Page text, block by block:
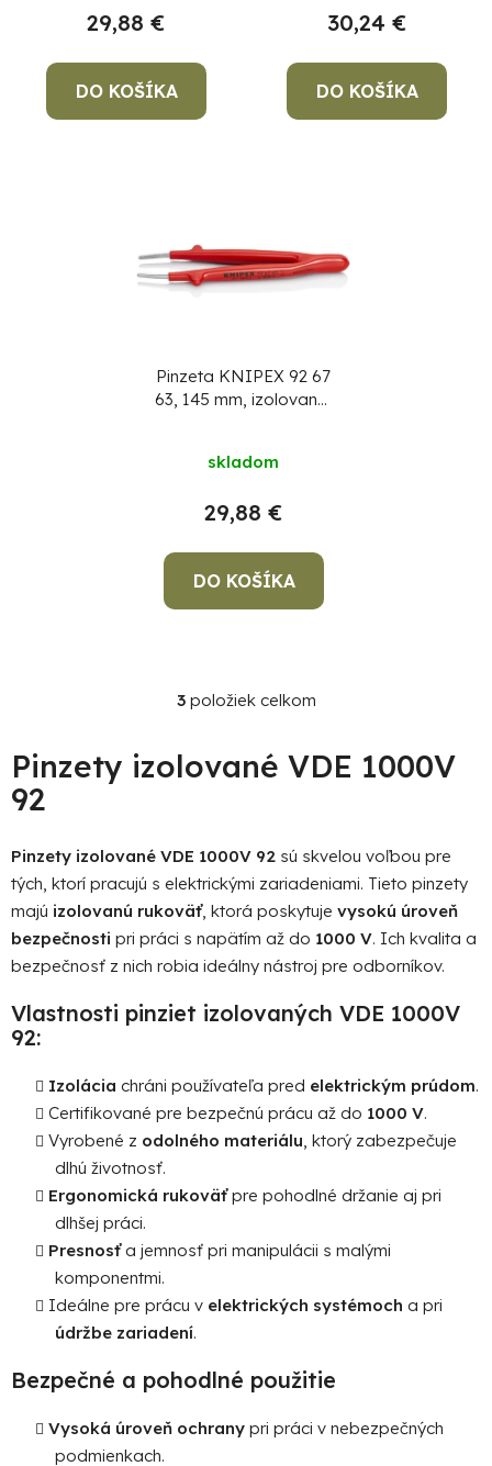
29,88 €
DO KOŠÍKA
30,24 €
DO KOŠÍKA
Pinzeta KNIPEX 92 67
63, 145 mm, izolovana,
skladom
29,88 €
DO KOŠÍKA
O
l
á
c
i
e
p
r
v
y
ý
p
i
s
3položiek celkom
Pinzety izolované VDE 1000V
92
Pinzety izolované VDE 1000V 92 sú skvelou voľbou pre
tých, ktorí pracujú s elektrickými zariadeniami. Tieto pinzety
majú izolovanú rukoväť, ktorá poskytuje vysokú úroveň
bezpečnosti pri práci s napätím až do 1000 V. Ich kvalita a
bezpečnosť z nich robia ideálny nástroj pre odborníkov.
Vlastnosti pinziet izolovaných VDE 1000V
92:
Izolácia chráni používateľa pred elektrickým prúdom.
Certifikované pre bezpečnú prácu až do 1000 V.
Vyrobené z odolného materiálu , ktorý zabezpečuje
dlhú životnosť.
Ergonomická rukoväťpre pohodlné držanie aj pri
dlhšej práci.
Presnosťa jemnosť pri manipulácii s malými
komponentmi.
Ideálne pre prácu v elektrických systémoch a pri
údržbe zariadení.
Bezpečné a pohodlné použitie
Vysoká úroveň ochrany pri práci v nebezpečných
podmienkach.